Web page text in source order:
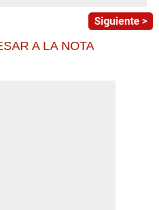
Siguiente >
A LA NOTA